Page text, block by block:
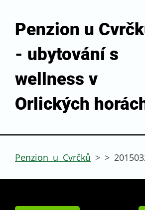
Penzion u
- ubytování s
wellness v
Orlických
Penzion u Cvrčků > >